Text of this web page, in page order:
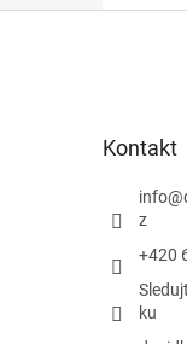
Kontakt
info@
z
+420
ku